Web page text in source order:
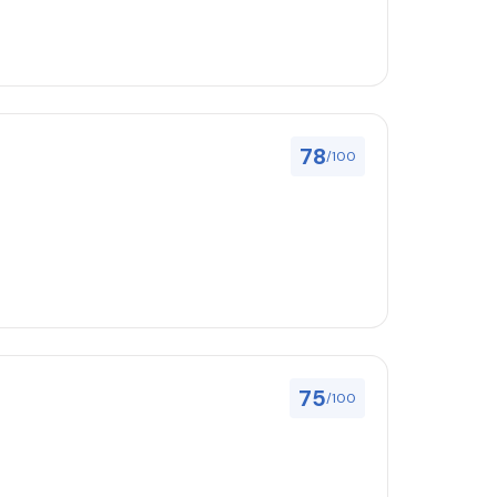
78/100
75/100